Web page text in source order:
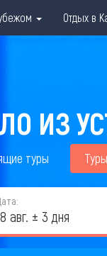
Отдых в
ИЗ
туры Туры
авг. ± 3 дня